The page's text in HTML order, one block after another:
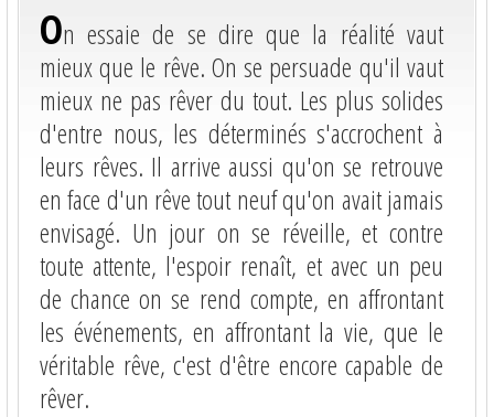
On essaie de se dire que la réalité vaut
mieux que le rêve. On se persuade qu'il vaut
mieux ne pas rêver du tout. Les plus solides
d'entre nous, les déterminés s'accrochent à
leurs rêves. Il arrive aussi qu'on se retrouve
en face d'un rêve tout neuf qu'on avait jamais
envisagé. Un jour on se réveille, et contre
toute attente, l'espoir renaît, et avec un peu
de chance on se rend compte, en affrontant
les événements, en affrontant la vie, que le
véritable rêve, c'est d'être encore capable de
rêver.